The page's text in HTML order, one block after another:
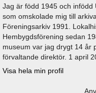
Jag är född 1945 och infödd
som omskolade mig till
Föreningsarkiv 1991.
Hembygdsförening sedan
museum var jag drygt 14 år
förvaltande direktör. 1 april
Visa hela min profil